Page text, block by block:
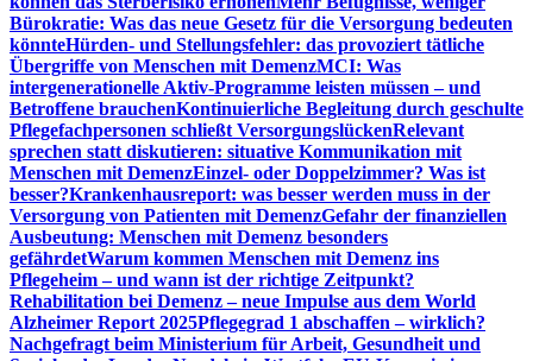
Bürokratie: Was das neue Gesetz für die Versorgung bedeuten
könnteHürden- und Stellungsfehler: das provoziert tätliche
Übergriffe von Menschen mit DemenzMCI: Was
intergenerationelle Aktiv-Programme leisten müssen – und
Betroffene brauchenKontinuierliche Begleitung durch geschulte
Pflegefachpersonen schließt VersorgungslückenRelevant
sprechen statt diskutieren: situative Kommunikation mit
Menschen mit DemenzEinzel- oder Doppelzimmer? Was ist
besser?Krankenhausreport: was besser werden muss in der
Versorgung von Patienten mit DemenzGefahr der finanziellen
Ausbeutung: Menschen mit Demenz besonders
gefährdetWarum kommen Menschen mit Demenz ins
Pflegeheim – und wann ist der richtige Zeitpunkt?
Rehabilitation bei Demenz – neue Impulse aus dem World
Alzheimer Report 2025Pflegegrad 1 abschaffen – wirklich?
Nachgefragt beim Ministerium für Arbeit, Gesundheit und